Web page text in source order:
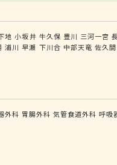
地 小坂井 牛久保 豊川 三河一宮
浦川 早瀬 下川合 中部天竜 佐久間
外科 胃腸外科 気管食道外科 呼吸